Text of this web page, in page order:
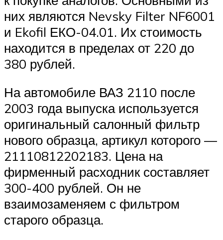
них являются Nevsky Filter NF6001
и Ekofil ЕКО-04.01. Их стоимость
находится в пределах от 220 до
380 рублей.
На автомобиле ВАЗ 2110 после
2003 года выпуска используется
оригинальный салонный фильтр
нового образца, артикул которого —
21110812202183. Цена на
фирменный расходник составляет
300-400 рублей. Он не
взаимозаменяем с фильтром
старого образца.